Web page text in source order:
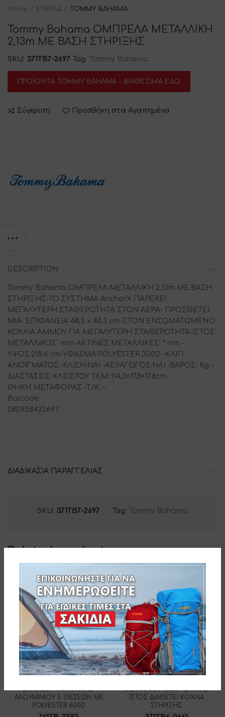
Home ΕΠΙΠΛΑ TOMMY BAHAMA
Tommy Bahama ΟΜΠΡΕΛΑ ΜΕΤΑΛΛΙΚΗ
2,13m ΜΕ ΒΑΣΗ ΣΤΗΡΙΞΗΣ
SKU: 371TB7-2697 Tag: Tommy Bahama
ΠΡΟΪΟΝΤΑ TOMMY BAHAMA - ΔΙΑΘΕΣΙΜΑ ΕΔΩ
Σύγκριση Προσθήκη στα Αγαπημένα
DESCRIPTION
Tommy Bahama ΟΜΠΡΕΛΑ ΜΕΤΑΛΛΙΚΗ 2,13m ΜΕ ΒΑΣΗ
ΣΤΗΡΙΞΗΣ-ΤΟ ΣΥΣΤΗΜΑ AnchorX ΠΑΡΕΧΕΙ
ΜΕΓΑΛΥΤΕΡΗ ΣΤΑΘΕΡΟΤΗΤΑ ΣΤΟΝ ΑΕΡΑ- ΠΡΟΣΘΕΤΕΙ
ΜΙΑ ΕΠΙΦΑΝΕΙΑ 48,3 x 48,3 cm-ΣΤΟΝ ΕΝΣΩΜΑΤΩΜΕΝΟ
ΚΟΧΛΙΑ ΑΜΜΟΥ ΓΙΑ ΜΕΓΑΛΥΤΕΡΗ ΣΤΑΘΕΡΟΤΗΤΑ-ΙΣΤΟΣ:
ΜΕΤΑΛΛΙΚΟΣ mm-ΑΚΤΙΝΕΣ ΜΕΤΑΛΛΙΚΕΣ: * mm -
ΥΨΟΣ:218,4 cm-ΥΦΑΣΜΑ:POLYESTER 300D -ΚΛΙΠ
ΑΝΟΙΓΜΑΤΟΣ:-ΚΛΙΣΗ:ΝΑΙ -ΑΕΡΑΓΩΓΟΣ:ΝΑΙ -BΑΡΟΣ: Kg -
ΔΙΑΣΤΑΣΕΙΣ ΚΛΕΙΣΤΟΥ ΤΕΜ.:114,3×17,8×17,8cm-
ΘΗΚΗ ΜΕΤΑΦΟΡΑΣ -Τ/Κ: –
Barcode:
ΔΙΑΔΙΚΑΣΙΑ ΠΑΡΑΓΓΕΛΙΑΣ
SKU: 371TB7-2697 Tag: Tommy Bahama
Related products
ΞΑΠΛΩΣΤΡΑ ΠΑΡΑΛΙΑΣ-
ΑΛΟΥΜΙΝΙΟΥ 5 ΘΕΣΕΩΝ ME
POLYESTER 600D
ΜΕΤΑΛΛΙΚΗ 1,83m -Ο ΚΑΤΩ
ΙΣΤΟΣ ΔΙΑΘΕΤΕΙ ΚΟΧΛΙΑ
ΣΤΗΡΙΞΗΣ